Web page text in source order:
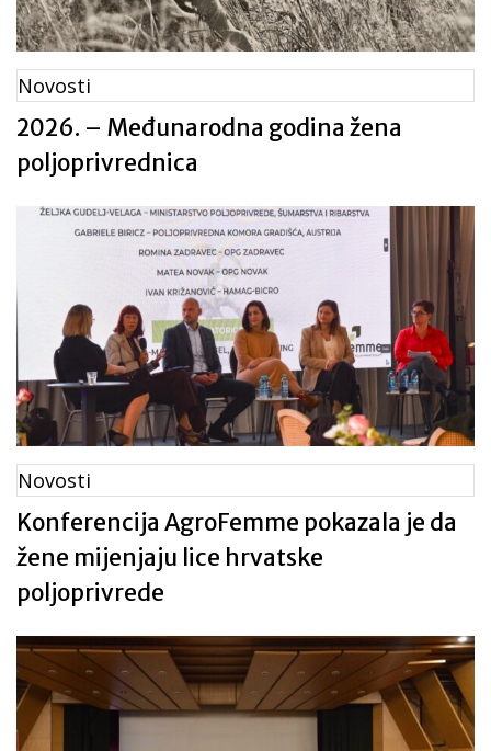
Novosti
2026. – Međunarodna godina žena
poljoprivrednica
Novosti
Konferencija AgroFemme pokazala je da
žene mijenjaju lice hrvatske
poljoprivrede